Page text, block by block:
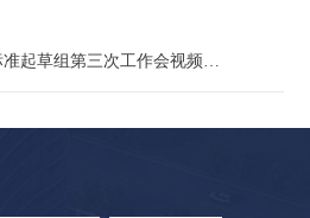
起草组第三次工作会视频召开